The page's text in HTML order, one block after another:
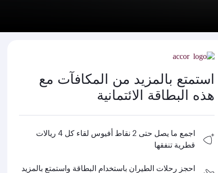
استمتع بالمزيد من المكافآت مع
هذه البطاقة الائتمانية
اجمع ما يصل حتى 2 نقاط أفيوس لقاء كل 4 ريالات
قطرية تنفقها
احجز رحلات الطيران باستخدام البطاقة واستمتع بالمزيد